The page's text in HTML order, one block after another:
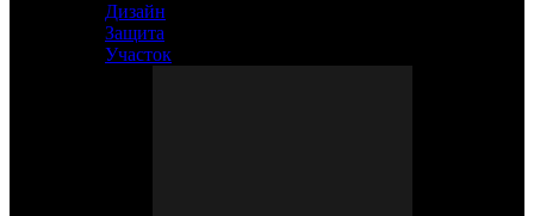
Дизайн
Защита
Участок